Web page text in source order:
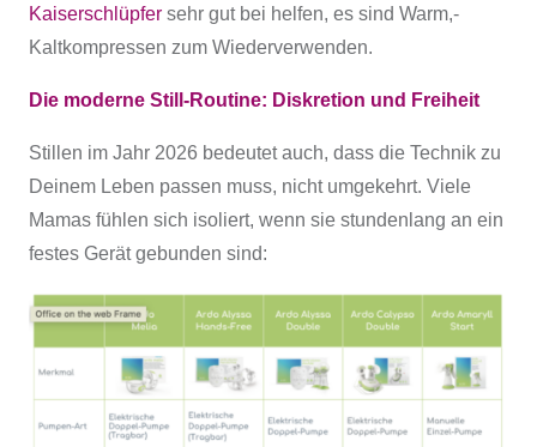
Kaiserschlüpfer sehr gut bei helfen, es sind Warm,-
Kaltkompressen zum Wiederverwenden.
Die moderne Still-Routine: Diskretion und Freiheit
Stillen im Jahr 2026 bedeutet auch, dass die Technik zu
Deinem Leben passen muss, nicht umgekehrt. Viele
Mamas fühlen sich isoliert, wenn sie stundenlang an ein
festes Gerät gebunden sind: